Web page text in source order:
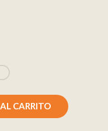
CARRITO